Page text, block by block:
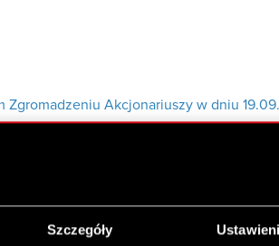
Szczegóły
Zgromadzeniu Akcjonariuszy w dniu